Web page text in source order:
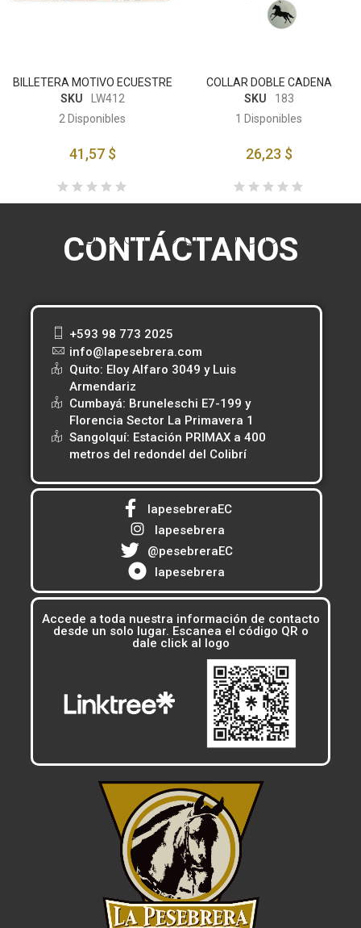
BILLETERA MOTIVO ECUESTRE
SKU
LW412
2 Disponibles
41,57 $
COLLAR DOBLE CADENA
SKU
183
1 Disponibles
26,23 $
CONTÁCTANOS
+593 98 773 2025
info@lapesebrera.com
Quito: Eloy Alfaro 3049 y Luis
Armendariz
Cumbayá: Bruneleschi E7-199 y
Florencia Sector La Primavera 1
Sangolquí: Estación PRIMAX a 400
metros del redondel del Colibrí
lapesebreraEC
lapesebrera
@pesebreraEC
lapesebrera
Accede a toda nuestra información de contacto
desde un solo lugar. Escanea el código QR o
dale click al logo